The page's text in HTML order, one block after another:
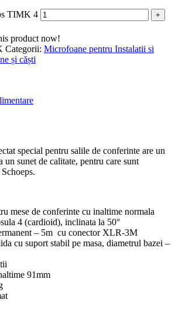
TIMK 4
product now!
Categorii: Microfoane pentru Instalatii si
și căști
special pentru salile de conferinte are un
un sunet de calitate, pentru care sunt
mese de conferinte cu inaltime normala
4 (cardioid), inclinata la 50°
– 5m cu conector XLR-3M
cu suport stabil pe masa, diametrul bazei –
91mm